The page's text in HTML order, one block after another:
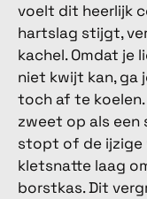
voelt dit heerlijk
hartslag stijgt,
kachel. Omdat je
niet kwijt kan, ga
toch af te
zweet op als een
stopt of de ijzige
kletsnatte laag
borstkas. Dit